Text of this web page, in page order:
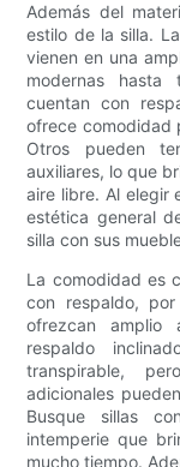
Además del
estilo de la silla.
vienen en una
modernas hasta
cuentan con
ofrece comodidad
Otros pueden
auxiliares, lo que
aire libre. Al elegir
estética general
silla con sus
La comodidad es
con respaldo,
ofrezcan amplio
respaldo
transpirable,
adicionales
Busque sillas
intemperie que
mucho tiempo.